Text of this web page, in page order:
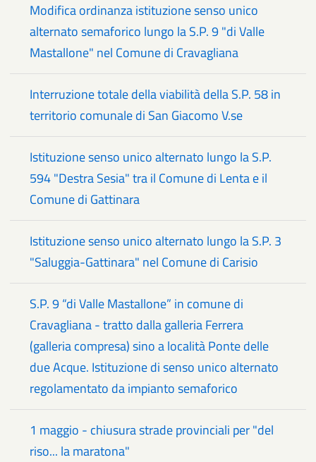
Modifica ordinanza istituzione senso unico
alternato semaforico lungo la S.P. 9 "di Valle
Mastallone" nel Comune di Cravagliana
Interruzione totale della viabilità della S.P. 58 in
territorio comunale di San Giacomo V.se
Istituzione senso unico alternato lungo la S.P.
594 "Destra Sesia" tra il Comune di Lenta e il
Comune di Gattinara
Istituzione senso unico alternato lungo la S.P. 3
"Saluggia-Gattinara" nel Comune di Carisio
S.P. 9 “di Valle Mastallone” in comune di
Cravagliana - tratto dalla galleria Ferrera
(galleria compresa) sino a località Ponte delle
due Acque. Istituzione di senso unico alternato
regolamentato da impianto semaforico
1 maggio - chiusura strade provinciali per "del
riso... la maratona"